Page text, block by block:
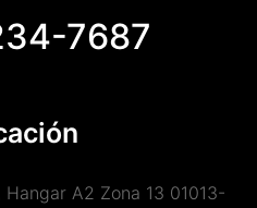
7687
A2 Zona 13 01013-